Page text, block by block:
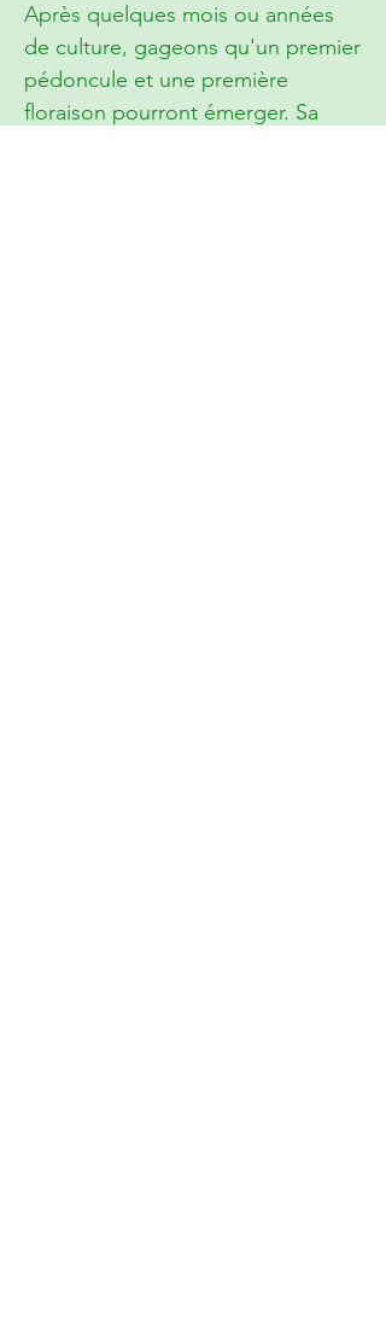
Après quelques mois ou années
de culture, gageons qu'un premier
pédoncule et une première
floraison pourront émerger. Sa